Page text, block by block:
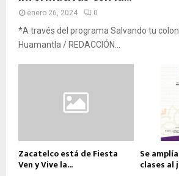
enero 26, 2024 0
*A través del programa Salvando tu
Huamantla / REDACCIÓN...
Zacatelco está de Fiesta
Ven y Vive la...
Se
clases al